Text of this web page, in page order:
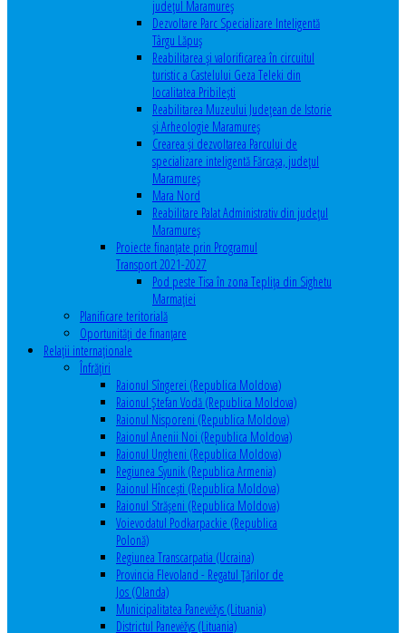
județul Maramureș
Dezvoltare Parc Specializare Inteligentă
Târgu Lăpuș
Reabilitarea și valorificarea în circuitul
turistic a Castelului Geza Teleki din
localitatea Pribilești
Reabilitarea Muzeului Județean de Istorie
și Arheologie Maramureș
Crearea și dezvoltarea Parcului de
specializare inteligentă Fărcașa, județul
Maramureș
Mara Nord
Reabilitare Palat Administrativ din județul
Maramureș
Proiecte finanțate prin Programul
Transport 2021-2027
Pod peste Tisa în zona Teplița din Sighetu
Marmației
Planificare teritorială
Oportunităţi de finanţare
Relaţii internaţionale
Înfrăţiri
Raionul Sîngerei (Republica Moldova)
Raionul Ștefan Vodă (Republica Moldova)
Raionul Nisporeni (Republica Moldova)
Raionul Anenii Noi (Republica Moldova)
Raionul Ungheni (Republica Moldova)
Regiunea Syunik (Republica Armenia)
Raionul Hîncești (Republica Moldova)
Raionul Străşeni (Republica Moldova)
Voievodatul Podkarpackie (Republica
Polonă)
Regiunea Transcarpatia (Ucraina)
Provincia Flevoland - Regatul Ţărilor de
Jos (Olanda)
Municipalitatea Panevėžys (Lituania)
Districtul Panevėžys (Lituania)